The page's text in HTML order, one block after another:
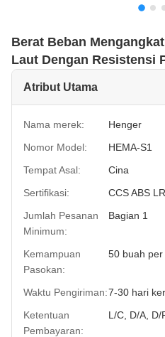
Berat Beban
Laut Dengan Resistensi
Atribut Utama
Nama merek:
Henger
Nomor Model:
HEMA-S1
Tempat Asal:
Cina
Sertifikasi:
CCS ABS
Jumlah Pesanan
Minimum:
Bagian 1
Kemampuan
Pasokan:
50 buah per
Waktu Pengiriman:7-30 hari
Ketentuan
Pembayaran:
L/C, D/A, D/